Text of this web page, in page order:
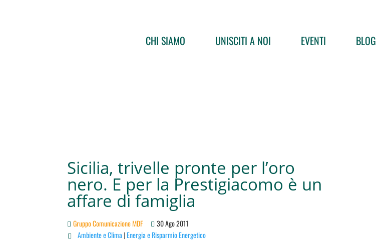
CHI SIAMO UNISCITI A NOI EVENTI BLOG
Sicilia, trivelle pronte per l’oro
nero. E per la Prestigiacomo è un
affare di famiglia
Gruppo Comunicazione MDF 30 Ago 2011
 Ambiente e Clima |Energia e Risparmio Energetico